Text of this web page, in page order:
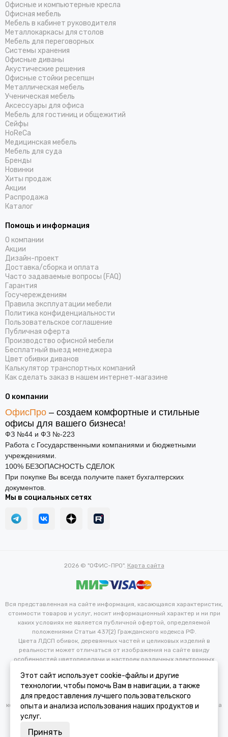
Офисные и компьютерные кресла
Офисная мебель
Мебель в кабинет руководителя
Металлокаркасы для столов
Мебель для переговорных
Системы хранения
Офисные диваны
Акустические решения
Офисные стойки ресепшн
Металлическая мебель
Ученическая мебель
Аксессуары для офиса
Мебель для гостиниц и общежитий
Cейфы
HoReCa
Медицинская мебель
Мебель для суда
Бренды
Новинки
Хиты продаж
Акции
Распродажа
Каталог
Помощь и информация
О компании
Акции
Дизайн-проект
Доставка/cборка и оплата
Часто задаваемые вопросы (FAQ)
Гарантия
Госучереждениям
Правила эксплуатации мебели
Политика конфиденциальности
Пользовательское соглашение
Публичная оферта
Производство офисной мебели
Бесплатный выезд менеджера
Цвет обивки диванов
Калькулятор транспортных компаний
Как сделать заказ в нашем интернет‑магазине
О компании
ОфисПро – создаем комфортные и стильные
офисы для вашего бизнеса!
ФЗ №44 и ФЗ №-223
Работа с Государственными компаниями и бюджетными
учреждениями.
100% БЕЗОПАСНОСТЬ СДЕЛОК
При покупке Вы всегда получите пакет бухгалтерских
документов.
Мы в социальных сетях
2026 © "ОФИС-ПРО". Карта сайта
Вся представленная на сайте информация, касающаяся характеристик,
стоимости товаров и услуг, носит информационный характер и ни при
каких условиях не является публичной офертой, определяемой
положениями Статьи 437(2) Гражданского кодекса РФ.
Цвета ЛДСП обивок, деревянных частей и целиковых изделий в
реальности может отличаться от изображения на сайте ввиду
особенностей цветопередачи и настроек различных электронных
изменения в технические и иные характеристики изделий для
улучшения их эксплуатационных и технических параметров без
предварительного уведомления потребителя. Изменение
конфигурации продукта не является основанием для возврата/обмена
Этот сайт использует cookie-файлы и другие
технологии, чтобы помочь Вам в навигации, а также
для предоставления лучшего пользовательского
опыта и анализа использования наших продуктов и
услуг.
Принять